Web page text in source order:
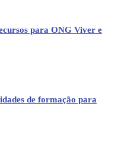
para ONG Viver e
de formação para